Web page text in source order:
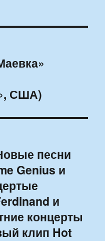
США)
песни
Genius и
и
концерты
клип Hot